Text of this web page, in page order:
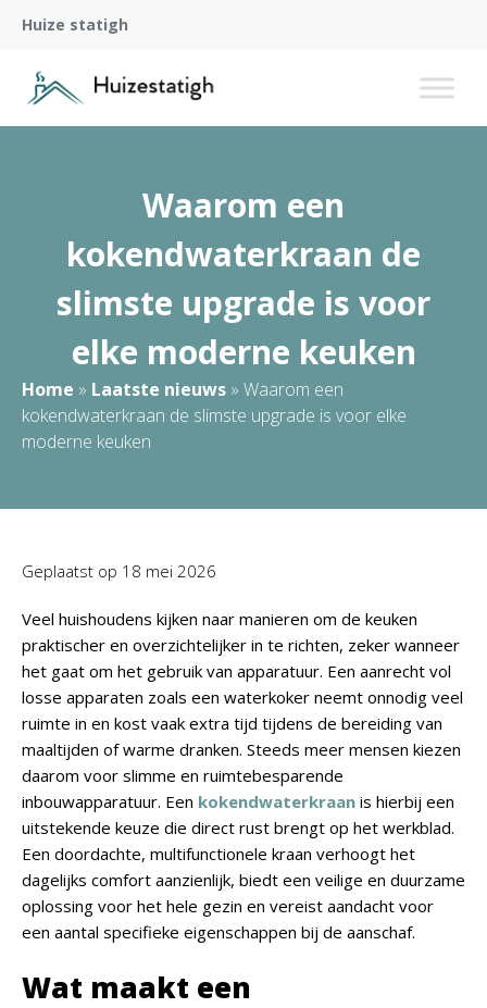
Huize statigh
Waarom een
kokendwaterkraan de
slimste upgrade is voor
elke moderne keuken
Home » Laatste nieuws » Waarom een
kokendwaterkraan de slimste upgrade is voor elke
moderne keuken
Geplaatst op 18 mei 2026
Veel huishoudens kijken naar manieren om de keuken
praktischer en overzichtelijker in te richten, zeker wanneer
het gaat om het gebruik van apparatuur. Een aanrecht vol
losse apparaten zoals een waterkoker neemt onnodig veel
ruimte in en kost vaak extra tijd tijdens de bereiding van
maaltijden of warme dranken. Steeds meer mensen kiezen
daarom voor slimme en ruimtebesparende
inbouwapparatuur. Een kokendwaterkraan is hierbij een
uitstekende keuze die direct rust brengt op het werkblad.
Een doordachte, multifunctionele kraan verhoogt het
dagelijks comfort aanzienlijk, biedt een veilige en duurzame
oplossing voor het hele gezin en vereist aandacht voor
een aantal specifieke eigenschappen bij de aanschaf.
Wat maakt een